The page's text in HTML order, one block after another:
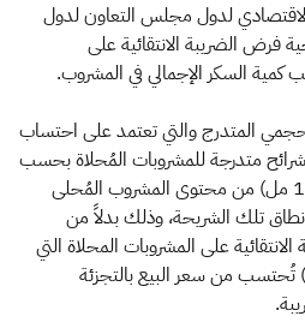
لدول مجلس التعاون لدول
فرض الضريبة الانتقائية على
كمية السكر الإجمالي في المشروب.
المتدرج والتي تعتمد على احتساب
متدرجة للمشروبات المُحلاة بحسب
كمية السكر الإجمالي في كل (100 مل) من محتوى المشروب المُحلى
تلك الشريحة، وذلك بدلاً من
على المشروبات المحلاة التي
على نسبة ثابتة (50%) تُحتسب من سعر البيع بالتجزئة